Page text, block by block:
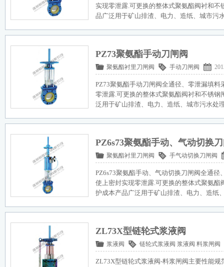
实现零泄露.可更换的整体式聚氨酯阀衬和不
品广泛用于矿山排渣、电力、造纸、城市污
PZ73聚氨酯手动刀闸阀
聚氨酯衬里刀闸阀 手动刀闸阀
PZ73聚氨酯手动刀闸阀全通径、零泄漏填
零泄露.可更换的整体式聚氨酯阀衬和不锈钢
泛用于矿山排渣、电力、造纸、城市污水处
PZ6s73聚氨酯手动、气动切换
聚氨酯衬里刀闸阀 手气动切换刀闸阀
PZ6s73聚氨酯手动、气动切换刀闸阀全通
使上密封实现零泄露.可更换的整体式聚氨酯
护成本产品广泛用于矿山排渣、电力、造纸
ZL73X型链轮式浆液阀
浆液阀 链轮式浆液阀 浆液阀 料浆闸阀
ZL73X型链轮式浆液阀-料浆闸阀主要性能规